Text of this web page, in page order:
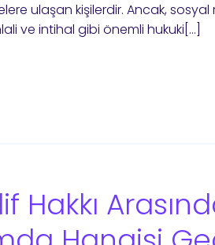
ulaşan kişilerdir. Ancak,
ve intihal gibi önemli hukuki[…]
Hakkı